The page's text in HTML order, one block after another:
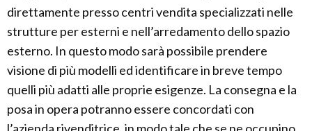
direttamente presso centri vendita specializzati nelle
strutture per esterni e nell’arredamento dello spazio
esterno. In questo modo sarà possibile prendere
visione di più modelli ed identificare in breve tempo
quelli più adatti alle proprie esigenze. La consegna e la
posa in opera potranno essere concordati con